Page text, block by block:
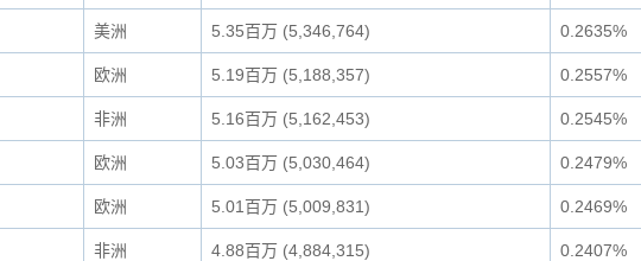
美洲 5.35百万 (5,346,764) 0.2635%
欧洲 5.19百万 (5,188,357) 0.2557%
非洲 5.16百万 (5,162,453) 0.2545%
欧洲 5.03百万 (5,030,464) 0.2479%
欧洲 5.01百万 (5,009,831) 0.2469%
非洲 4.88百万 (4,884,315) 0.2407%